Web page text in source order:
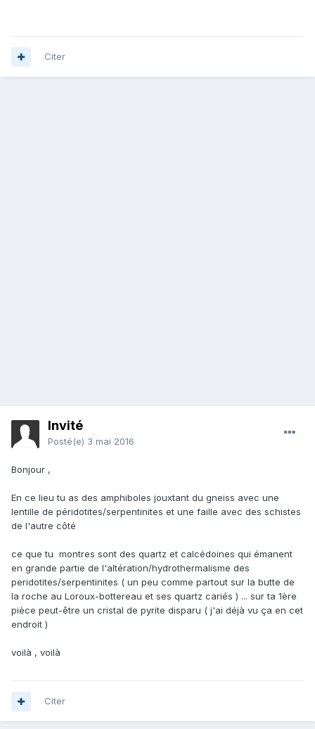
Citer
Invité
Posté(e) 3 mai 2016
Bonjour ,
En ce lieu tu as des amphiboles jouxtant du gneiss avec une
lentille de péridotites/serpentinites et une faille avec des schistes
de l'autre côté
ce que tu montres sont des quartz et calcédoines qui émanent
en grande partie de l'altération/hydrothermalisme des
peridotites/serpentinites ( un peu comme partout sur la butte de
la roche au Loroux-bottereau et ses quartz cariés ) ... sur ta 1ère
pièce peut-être un cristal de pyrite disparu ( j'ai déjà vu ça en cet
endroit )
voilà , voilà
Citer